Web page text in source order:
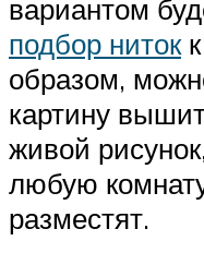
вариантом
подбор нитокк
образом,
картину
живой
любую
разместят.